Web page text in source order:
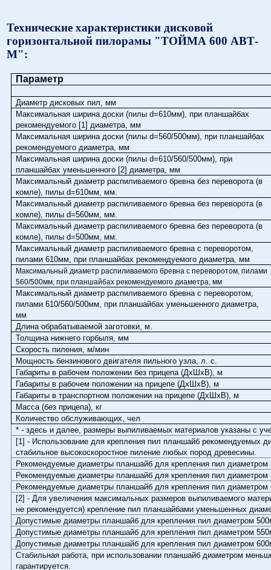
Технические характеристики дисковой
горизонтальной пилорамы "ТОЙМА 600 АВТ-
М":
Параметр
Диаметр дисковых пил, мм
Максимальная ширина доски (пилы d=610мм), при планшайбах
рекомендуемого [1] диаметра, мм
Максимальная ширина доски (пилы d=560/500мм), при планшайбах
рекомендуемого диаметра, мм
Максимальная ширина доски (пилы d=610/560/500мм), при
планшайбах уменьшенного [2] диаметра, мм
Максимальный диаметр распиливаемого бревна без переворота (в
комле), пилы d=610мм, мм.
Максимальный диаметр распиливаемого бревна без переворота (в
комле), пилы d=560мм, мм.
Максимальный диаметр распиливаемого бревна без переворота (в
комле), пилы d=500мм, мм.
Максимальный диаметр распиливаемого бревна с переворотом,
пилами 610мм, при планшайбах рекомендуемого диаметра, мм
Максимальный диаметр распиливаемого бревна с переворотом, пилами
560/500мм, при планшайбах рекомендуемого диаметра, мм
Максимальный диаметр распиливаемого бревна с переворотом,
пилами 610/560/500мм, при планшайбах уменьшенного диаметра,
мм
Длина обрабатываемой заготовки, м.
Толщина нижнего горбыля, мм
Скорость пиления, м/мин
Мощность бензинового двигателя пильного узла, л. с.
Габариты в рабочем положении без прицепа (ДхШхВ), м
Габариты в рабочем положении на прицепе (ДхШхВ), м
Габариты в транспортном положении на прицепе (ДхШхВ), м
Масса (без прицепа), кг
Количество обслуживающих, чел
* - здесь и далее, размеры выпиливаемых материалов указаны с
[1] - Использование для крепления пил планшайб рекомендуемых
стабильное высокоскоростное пиление любых пород древесины.
Рекомендуемые диаметры планшайб для крепления пил
Рекомендуемые диаметры планшайб для крепления пил
Рекомендуемые диаметры планшайб для крепления пил
[2] - Для увеличения максимальных размеров выпиливаемого
не рекомендуется) крепление пил планшайбами уменьшенных
Допустимые диаметры планшайб для крепления пил диаметром
Допустимые диаметры планшайб для крепления пил диаметром
Допустимые диаметры планшайб для крепления пил диаметром
Стабильная работа, при использовании планшайб диаметром
гарантируется.